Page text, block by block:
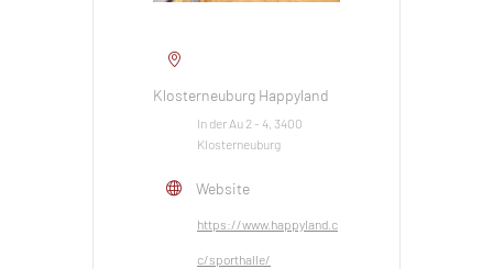
Klosterneuburg Happyland
In der Au 2 - 4, 3400
Klosterneuburg
Website
https://www.happyland.c
c/sporthalle/